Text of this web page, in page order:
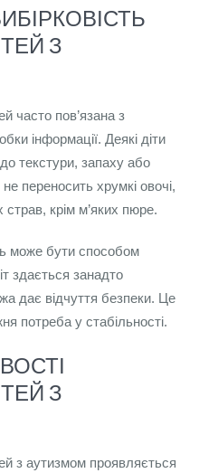
З
часто пов’язана з
інформації. Деякі діти
текстури, запаху або
переносить хрумкі овочі,
страв, крім м’яких пюре.
може бути способом
здається занадто
дає відчуття безпеки. Це
потреба у стабільності.
З
з аутизмом проявляється